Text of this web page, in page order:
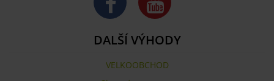
DALŠÍ VÝHODY
VELKOOBCHOD